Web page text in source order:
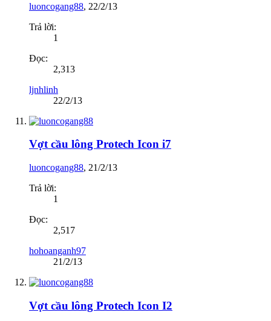
luoncogang88, 22/2/13
Trả lời:
1
Đọc:
2,313
ljnhlinh
22/2/13
Vợt cầu lông Protech Icon i7
luoncogang88, 21/2/13
Trả lời:
1
Đọc:
2,517
hohoanganh97
21/2/13
Vợt cầu lông Protech Icon I2